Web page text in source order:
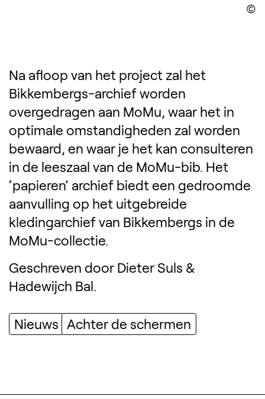
Na afloop van het project zal het
Bikkembergs-archief worden
overgedragen aan MoMu, waar het in
optimale omstandigheden zal worden
bewaard, en waar je het kan consulteren
in de leeszaal van de MoMu-bib. Het
‘papieren’ archief biedt een gedroomde
aanvulling op het uitgebreide
kledingarchief van Bikkembergs in de
MoMu-collectie.
Geschreven door Dieter Suls &
Hadewijch Bal.
Nieuws Achter de schermen